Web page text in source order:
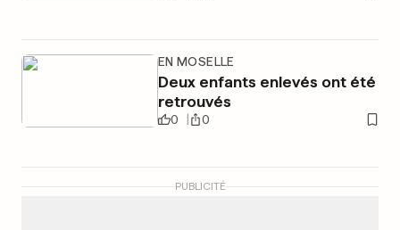
EN MOSELLE
Deux enfants enlevés ont été
retrouvés
0 0
PUBLICITÉ